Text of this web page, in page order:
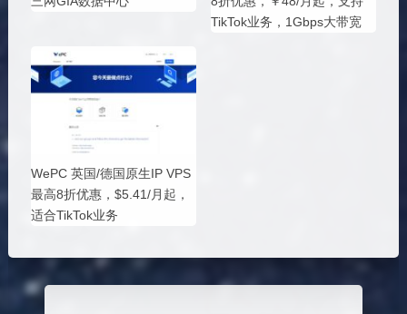
TikTok业务，1Gbps大带宽
WePC 英国/德国原生IP VPS
最高8折优惠，$5.41/月起，
适合TikTok业务